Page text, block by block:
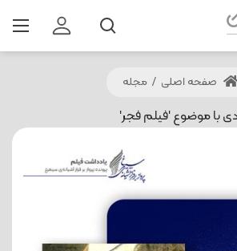
صفحه اصلی / مجله
با موضوع 'فیلم فجر'